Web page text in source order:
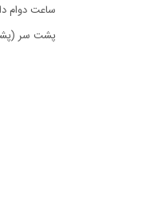
ساعت دوام
پشت سر